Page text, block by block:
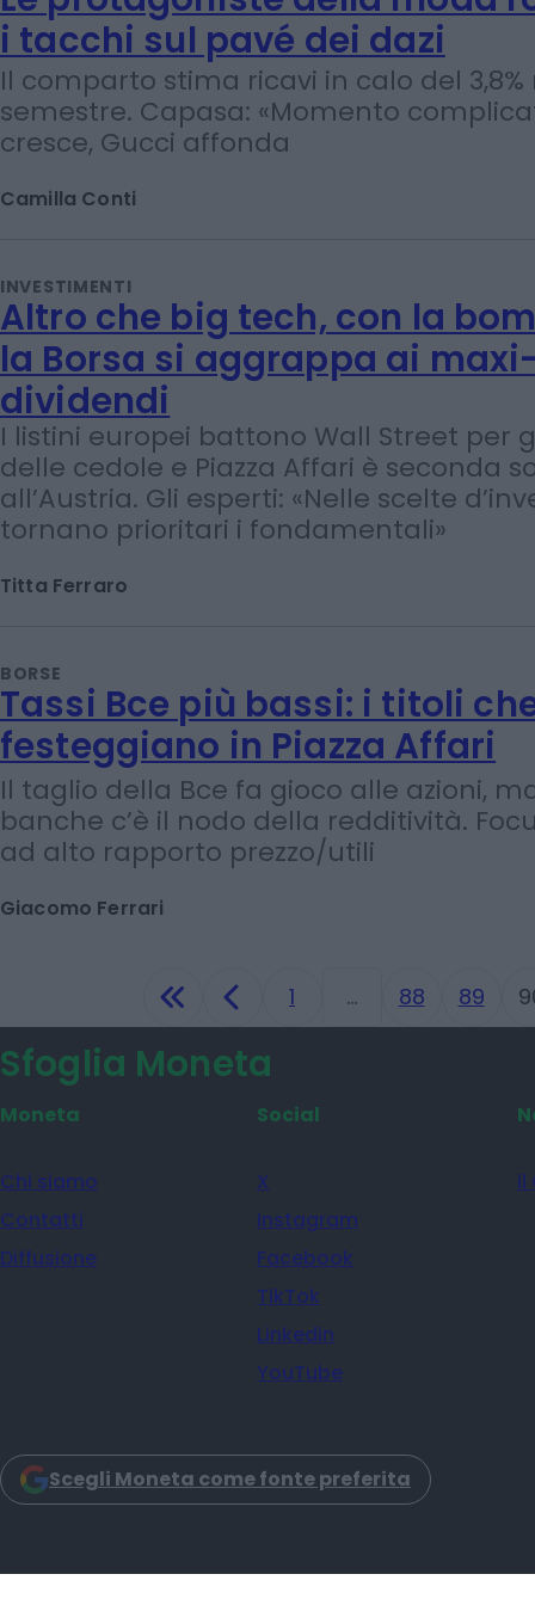
INVESTIMENTI E MERCATI
Le protagoniste della moda
i tacchi sul pavé dei dazi
Il comparto stima ricavi in calo del 3,8%
Camilla Conti
INVESTIMENTI
Altro che big tech, con la
la Borsa si aggrappa ai
dividendi
I listini europei battono Wall Street per
delle cedole e Piazza Affari è seconda
Titta Ferraro
BORSE
Tassi Bce più bassi: i titoli
festeggiano in Piazza Affari
Il taglio della Bce fa gioco alle azioni, ma
1
Sfoglia Moneta
Moneta Social
X
Instagram
Facebook
YouTube